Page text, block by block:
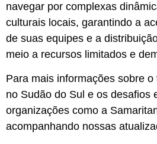
navegar por complexas
culturais locais, garantindo a
de suas equipes e a
meio a recursos limitados e
Para mais informações sobre
no Sudão do Sul e os desafios
organizações como a
acompanhando nossas